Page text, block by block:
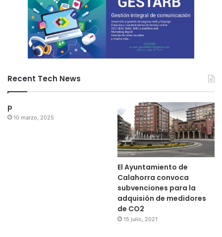
Recent Tech News
p
10 marzo, 2025
El Ayuntamiento de
Calahorra convoca
subvenciones para la
adquisión de medidores
de CO2
15 julio, 2021